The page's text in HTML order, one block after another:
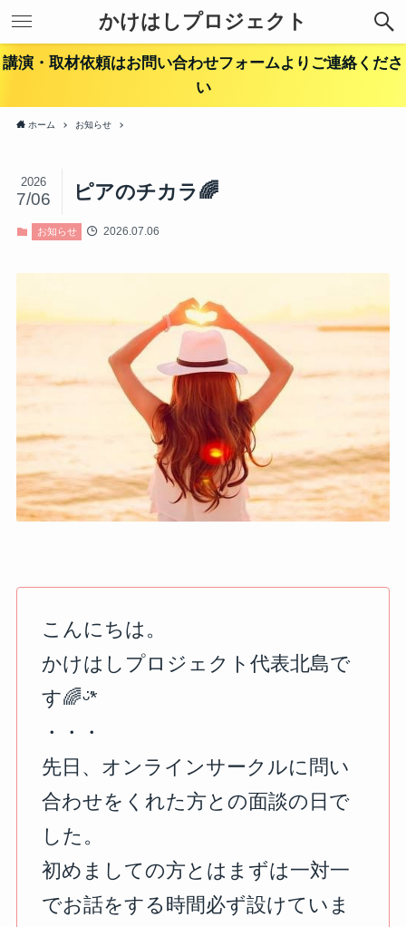
かけはしプロジェクト
講演・取材依頼はお問い合わせフォームよりご連絡くださ
い
ホーム お知らせ
ピアのチカラ🌈
2026
7/06
お知らせ 2026.07.06
こんにちは。
かけはしプロジェクト代表北島で
す🌈ᵕ̈*
⁡・・・
先日、オンラインサークルに問い
合わせをくれた方との面談の日で
した。
初めましての方とはまずは一対一
でお話をする時間必ず設けていま